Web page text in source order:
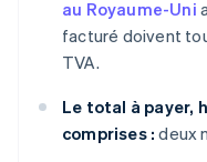
au Royaume-Uni
facturé doivent
TVA.
Le total à payer,
comprises : deux